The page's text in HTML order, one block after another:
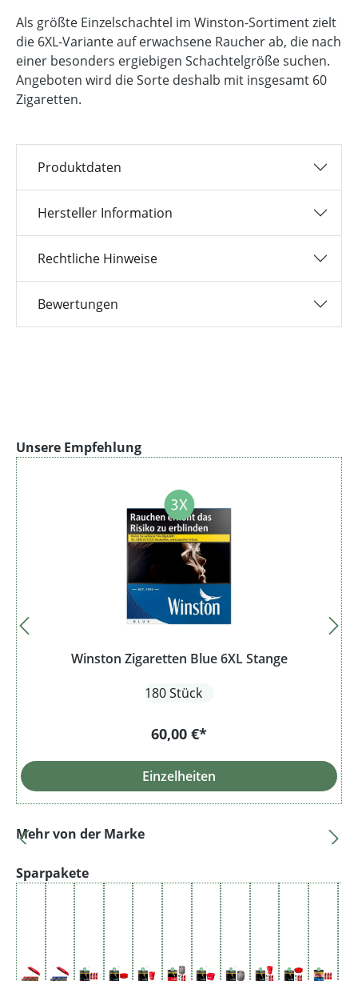
Als größte Einzelschachtel im Winston-Sortiment zielt
die 6XL-Variante auf erwachsene Raucher ab, die nach
einer besonders ergiebigen Schachtelgröße suchen.
Angeboten wird die Sorte deshalb mit insgesamt 60
Zigaretten.
Produktdaten
Hersteller Information
Rechtliche Hinweise
Bewertungen
Produktgalerie überspringen
Unsere Empfehlung
Winston Zigaretten Blue 6XL Stange
180 Stück
60,00 €*
Einzelheiten
Produktgalerie überspringen
Mehr von der Marke
Produktgalerie überspringen
Sparpakete